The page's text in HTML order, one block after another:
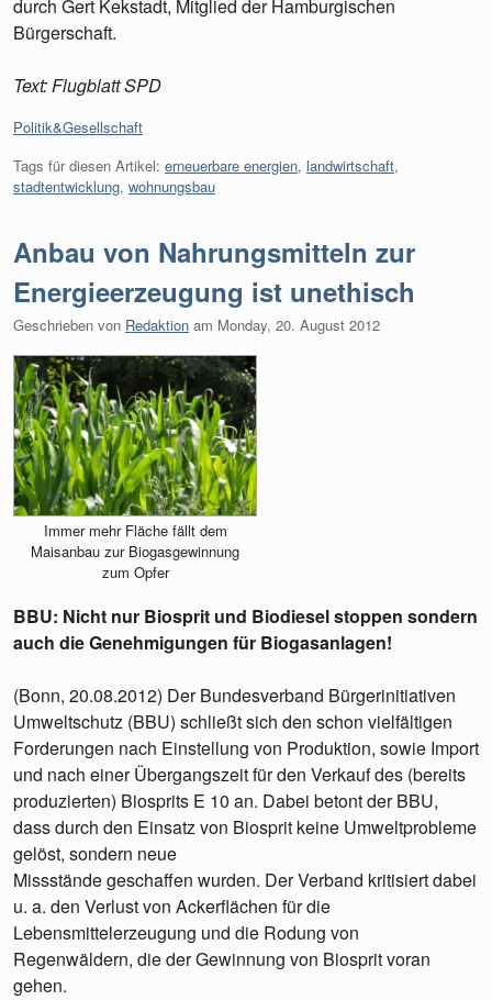
durch Gert Kekstadt, Mitglied der Hamburgischen
Bürgerschaft.
Text: Flugblatt SPD
Kategorien:
Politik&Gesellschaft
Tags für diesen Artikel: erneuerbare energien, landwirtschaft,
stadtentwicklung, wohnungsbau
Anbau von Nahrungsmitteln zur
Energieerzeugung ist unethisch
Geschrieben von Redaktion am Monday, 20. August 2012
Immer mehr Fläche fällt dem
Maisanbau zur Biogasgewinnung
zum Opfer
BBU: Nicht nur Biosprit und Biodiesel stoppen sondern
auch die Genehmigungen für Biogasanlagen!
(Bonn, 20.08.2012) Der Bundesverband Bürgerinitiativen
Umweltschutz (BBU) schließt sich den schon vielfältigen
Forderungen nach Einstellung von Produktion, sowie Import
und nach einer Übergangszeit für den Verkauf des (bereits
produzierten) Biosprits E 10 an. Dabei betont der BBU,
dass durch den Einsatz von Biosprit keine Umweltprobleme
gelöst, sondern neue
Missstände geschaffen wurden. Der Verband kritisiert dabei
u. a. den Verlust von Ackerflächen für die
Lebensmittelerzeugung und die Rodung von
Regenwäldern, die der Gewinnung von Biosprit voran
gehen.